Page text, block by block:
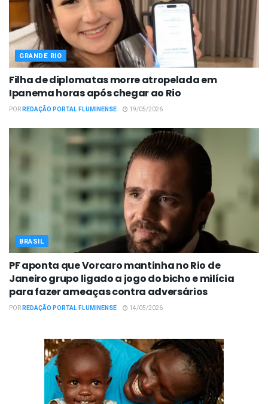
GRANDE RIO
Filha de diplomatas morre atropelada em
Ipanema horas após chegar ao Rio
PORREDAÇÃO PORTAL FLUMINENSE 19/05/2026
BRASIL
PF aponta que Vorcaro mantinha no Rio de
Janeiro grupo ligado a jogo do bicho e milícia
para fazer ameaças contra adversários
PORREDAÇÃO PORTAL FLUMINENSE 14/05/2026